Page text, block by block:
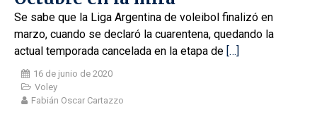
Se sabe que la Liga Argentina de voleibol finalizó en
marzo, cuando se declaró la cuarentena, quedando la
actual temporada cancelada en la etapa de […]
16 de junio de 2020
Voley
Fabián Oscar Cartazzo